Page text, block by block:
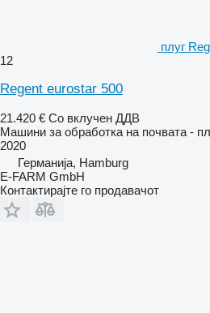
плуг
12
Regent eurostar 500
21.420 € Со вклучен ДДВ
Машини за обработка на почвата -
2020
Германија, Hamburg
E-FARM GmbH
Контактирајте го продавачот